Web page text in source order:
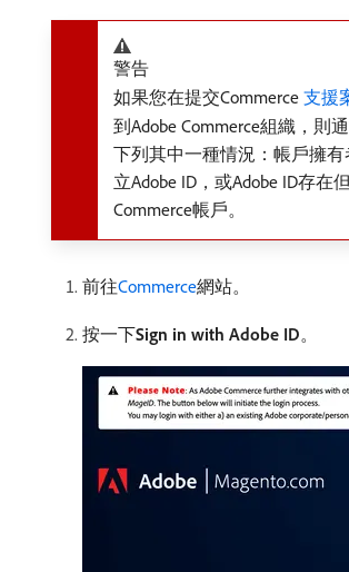
警告
如果您在提交Commerce 支援
到Adobe Commerce組織，則
下列其中一種情況：帳戶擁有
立Adobe ID，或Adobe ID存在
Commerce帳戶。
前往Commerce網站。
按一下​Sign in with Adobe ID。